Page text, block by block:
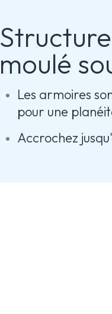
moulé
Les armoires
pour une
Accrochez